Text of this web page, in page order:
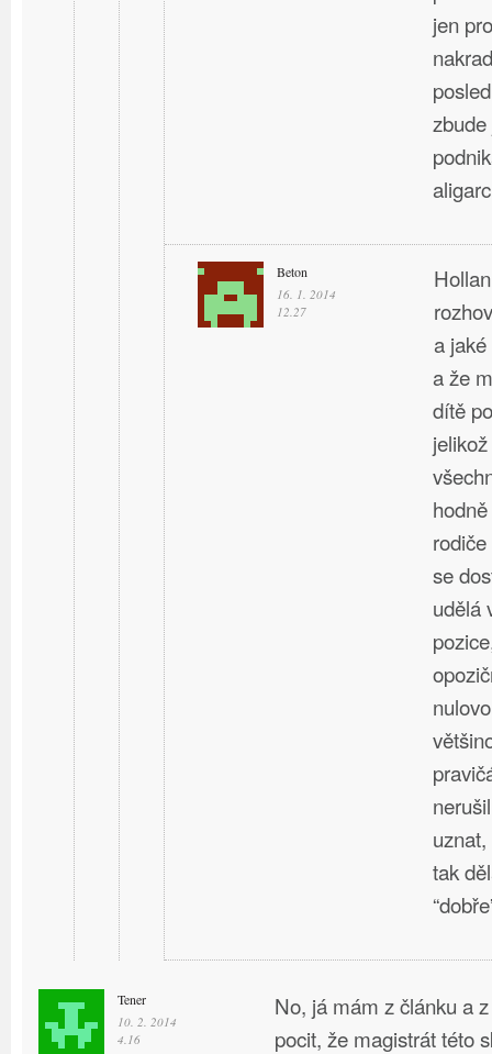
jen
Beton
16. 1. 2014
12.27
a jaké
a že
dítě
se
udělá
tak
Tener
10. 2. 2014
4.16
No, já mám z článku a
pocit, že magistrát této